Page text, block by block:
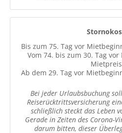
Bis zum 75. Tag vor
Vom 74. bis zum 30. Tag
Ab dem 29. Tag vor
Bei jeder Urlaubsbuchung
Reiserücktrittsversicherung
schließlich steckt das Leben
Gerade in Zeiten des Corona-
darum bitten, dieser